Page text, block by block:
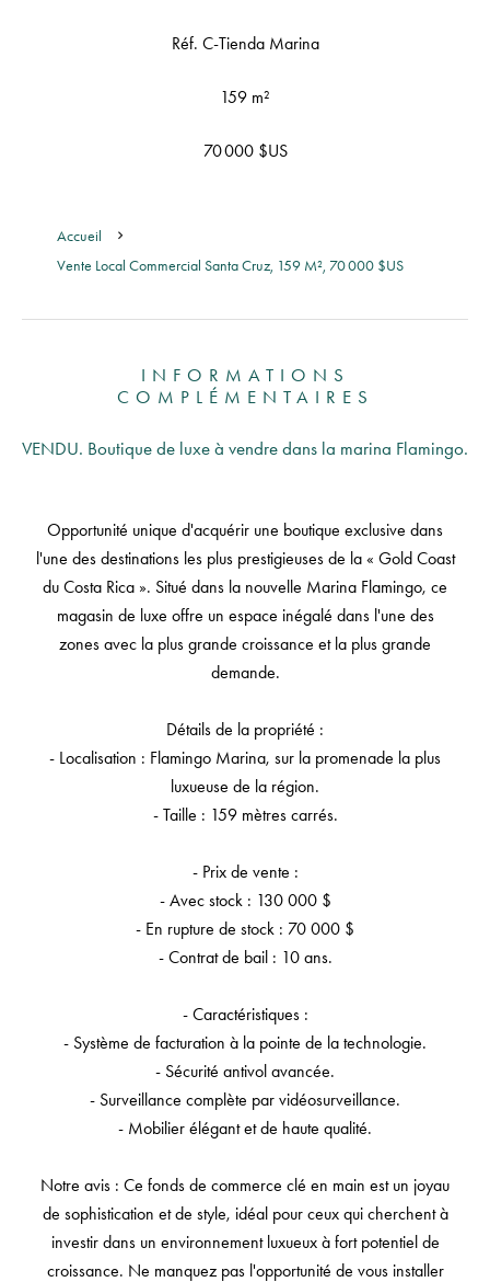
Réf. C-Tienda Marina
159 m²
70 000 $US
Accueil
Vente Local Commercial Santa Cruz, 159 M², 70 000 $US
INFORMATIONS
COMPLÉMENTAIRES
VENDU. Boutique de luxe à vendre dans la marina Flamingo.
Opportunité unique d'acquérir une boutique exclusive dans
l'une des destinations les plus prestigieuses de la « Gold Coast
du Costa Rica ». Situé dans la nouvelle Marina Flamingo, ce
magasin de luxe offre un espace inégalé dans l'une des
zones avec la plus grande croissance et la plus grande
demande.
Détails de la propriété :
- Localisation : Flamingo Marina, sur la promenade la plus
luxueuse de la région.
- Taille : 159 mètres carrés.
- Prix de vente :
- Avec stock : 130 000 $
- En rupture de stock : 70 000 $
- Contrat de bail : 10 ans.
- Caractéristiques :
- Système de facturation à la pointe de la technologie.
- Sécurité antivol avancée.
- Surveillance complète par vidéosurveillance.
- Mobilier élégant et de haute qualité.
Notre avis : Ce fonds de commerce clé en main est un joyau
de sophistication et de style, idéal pour ceux qui cherchent à
investir dans un environnement luxueux à fort potentiel de
croissance. Ne manquez pas l'opportunité de vous installer